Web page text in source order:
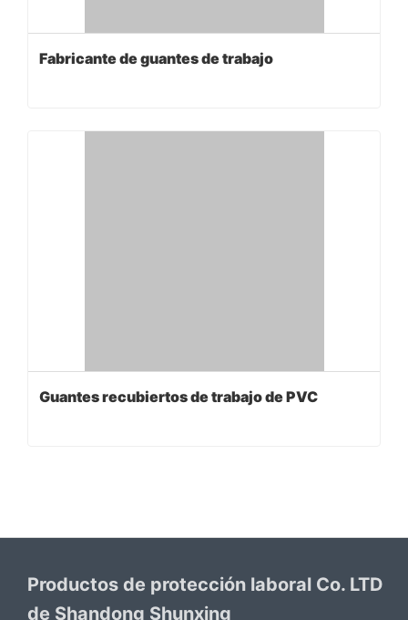
Fabricante de guantes de trabajo
Guantes recubiertos de trabajo de PVC
Productos de protección laboral Co. LTD
de Shandong Shunxing